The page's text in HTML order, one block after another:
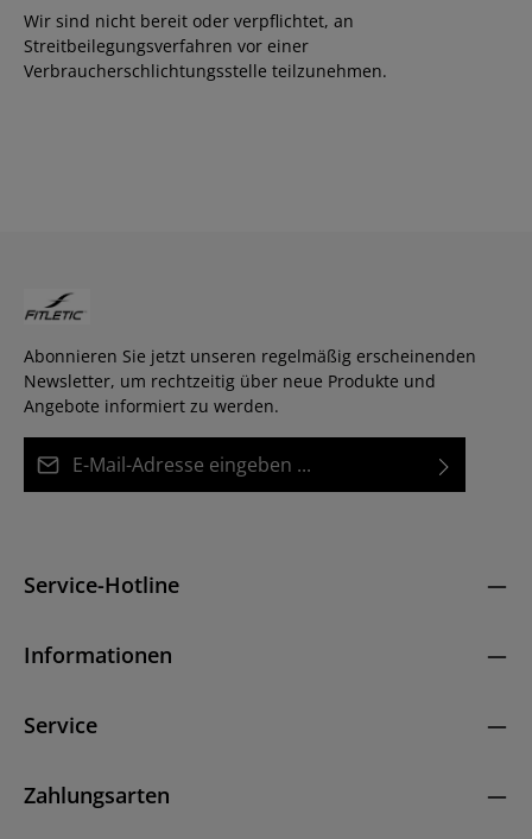
Wir sind nicht bereit oder verpflichtet, an
Streitbeilegungsverfahren vor einer
Verbraucherschlichtungsstelle teilzunehmen.
Abonnieren Sie jetzt unseren regelmäßig erscheinenden
Newsletter, um rechtzeitig über neue Produkte und
Angebote informiert zu werden.
Kenntnis genommen und die
mit ihnen einverstanden.
Service-Hotline
Informationen
Service
Zahlungsarten